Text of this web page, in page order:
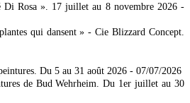
Di Rosa ». 17 juillet au 8 novembre 2026 -
qui dansent » - Cie Blizzard Concept.
Du 5 au 31 août 2026 - 07/07/2026
de Bud Wehrheim. Du 1er juillet au 30